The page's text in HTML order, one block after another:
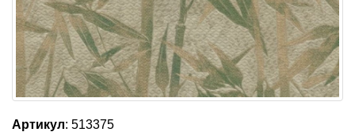
Артикул: 513375